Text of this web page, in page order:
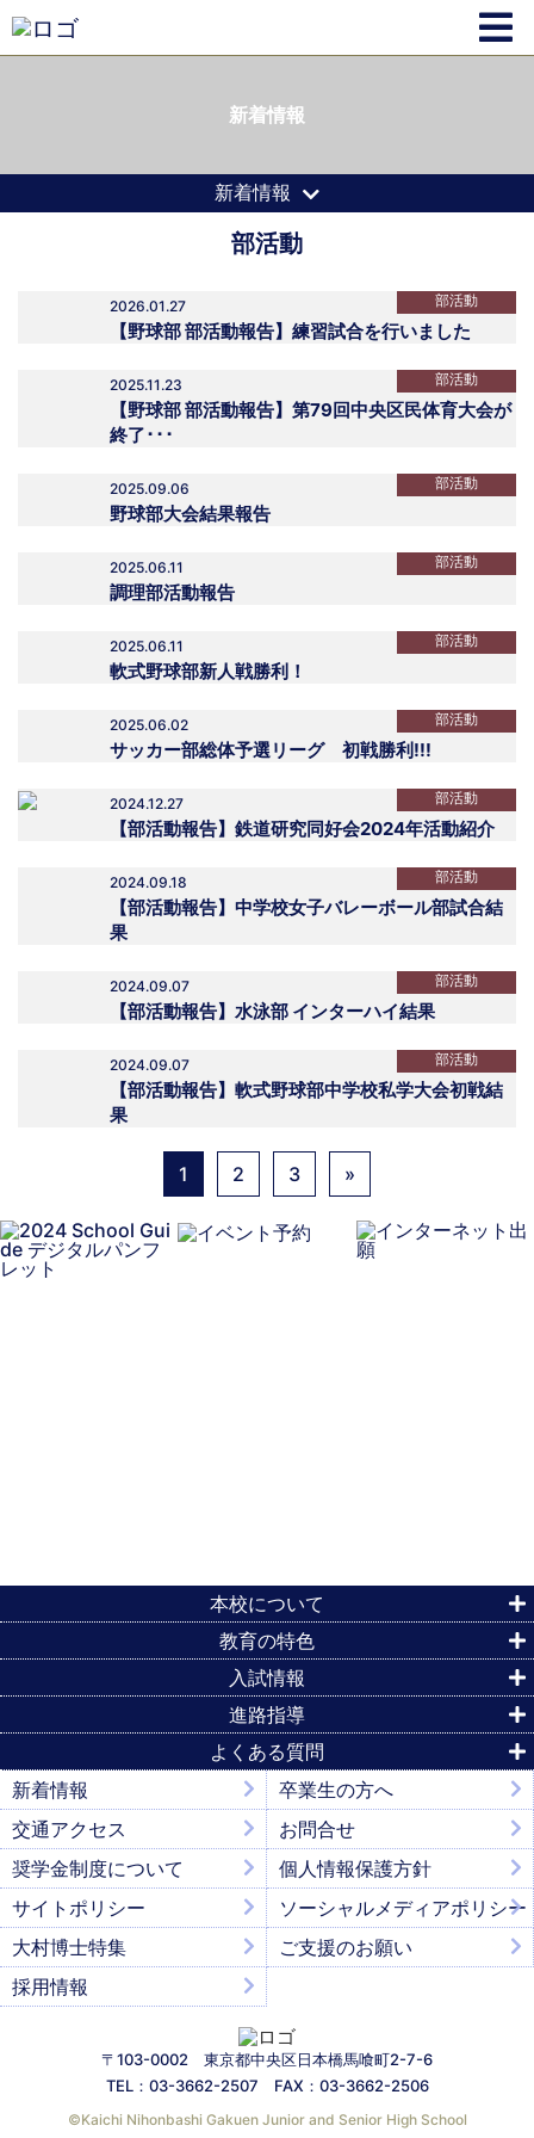
新着情報
新着情報
部活動
2026.01.27 部活動
【野球部 部活動報告】練習試合を行いました
2025.11.23 部活動
【野球部 部活動報告】第79回中央区民体育大会が
終了･･･
2025.09.06 部活動
野球部大会結果報告
2025.06.11 部活動
調理部活動報告
2025.06.11 部活動
軟式野球部新人戦勝利！
2025.06.02 部活動
サッカー部総体予選リーグ 初戦勝利!!!
2024.12.27 部活動
【部活動報告】鉄道研究同好会2024年活動紹介
2024.09.18 部活動
【部活動報告】中学校女子バレーボール部試合結
果
2024.09.07 部活動
【部活動報告】水泳部 インターハイ結果
2024.09.07 部活動
【部活動報告】軟式野球部中学校私学大会初戦結
果
1 2 3 »
〒103-0002 東京都中央区日本橋馬喰町2-7-6
TEL：03-3662-2507 FAX：03-3662-2506
本校について
教育の特色
入試情報
進路指導
よくある質問
新着情報
卒業生の方へ
交通アクセス
お問合せ
奨学金制度について
個人情報保護方針
サイトポリシー
ソーシャルメディアポリシー
大村博士特集
ご支援のお願い
採用情報
©︎Kaichi Nihonbashi Gakuen Junior and Senior High School